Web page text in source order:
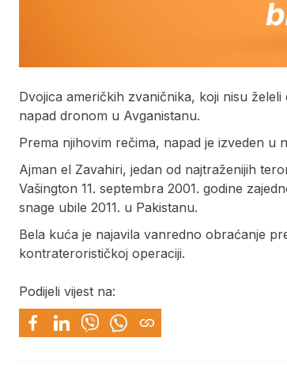
Dvojica američkih zvaničnika, koji nisu
napad dronom u Avganistanu.
Prema njihovim rečima, napad je izveden u
Ajman el Zavahiri, jedan od najtraženijih
Vašington 11. septembra 2001. godine
snage ubile 2011. u Pakistanu.
Bela kuća je najavila vanredno obraćanje
kontraterorističkoj operaciji.
Podijeli vijest na: